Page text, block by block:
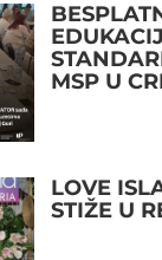
MSP U
LOVE
STIŽE U